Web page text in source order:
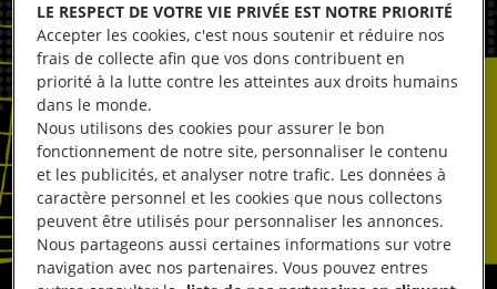
LE RESPECT DE VOTRE VIE PRIVÉE EST NOTRE PRIORITÉ
Accepter les cookies, c'est nous soutenir et réduire nos
frais de collecte afin que vos dons contribuent en
priorité à la lutte contre les atteintes aux droits humains
dans le monde.
Nous utilisons des cookies pour assurer le bon
fonctionnement de notre site, personnaliser le contenu
et les publicités, et analyser notre trafic. Les données à
caractère personnel et les cookies que nous collectons
peuvent être utilisés pour personnaliser les annonces.
Nous partageons aussi certaines informations sur votre
navigation avec nos partenaires. Vous pouvez entres